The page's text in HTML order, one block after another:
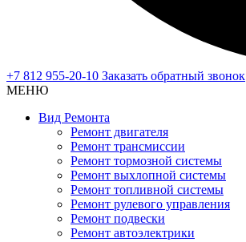
+7 812 955-20-10 Заказать обратный звонок
МЕНЮ
Вид Ремонта
Ремонт двигателя
Ремонт трансмиссии
Ремонт тормозной системы
Ремонт выхлопной системы
Ремонт топливной системы
Ремонт рулевого управления
Ремонт подвески
Ремонт автоэлектрики